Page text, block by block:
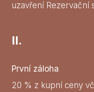
uzavření Rezervační
II.
První záloha
20 % z kupní ceny